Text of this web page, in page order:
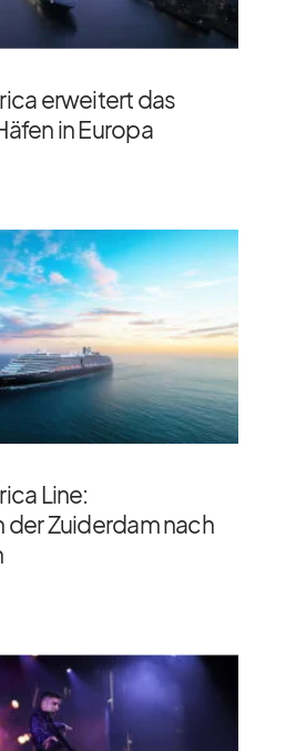
erweitert das
in Europa
Line:
der Zuiderdam nach